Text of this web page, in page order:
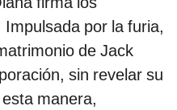
por la furia,
de Jack
sin revelar su
manera,